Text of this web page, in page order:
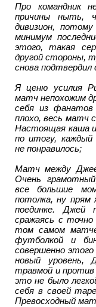
Про командник
причины ныть,
дивизион,
минимум
этого, такая
другой стороны,
снова
Я ценю усилия
матч непохожим
себя из
плохо, весь матч
Настоящая каша
по итогу, каждый
не понравилось;
Матч между
Очень
все большие
потолка, ну
поединке. Джей
сражаясь с
том самом
футболкой и
совершенно
новый уровень,
травмой и
это не было
себя в своей
Превосходный